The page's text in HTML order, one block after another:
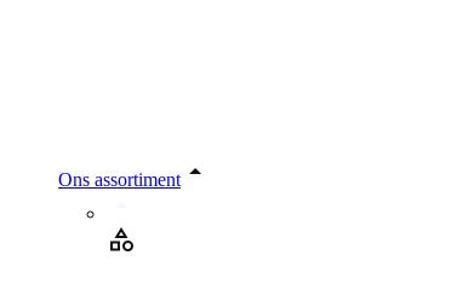
Ons assortiment